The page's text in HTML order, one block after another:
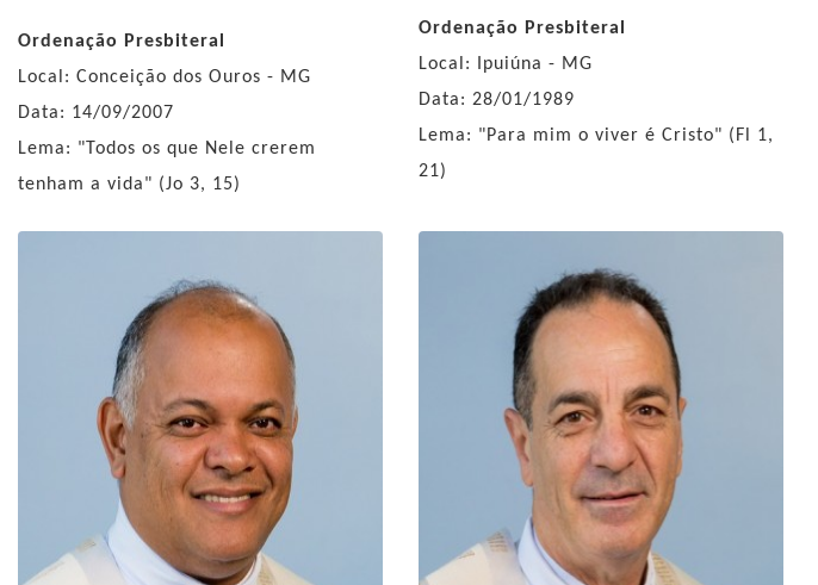
Ordenação Presbiteral
Local: Conceição dos Ouros - MG
Data: 14/09/2007
Lema: "Todos os que Nele crerem
tenham a vida" (Jo 3, 15)
Ordenação Presbiteral
Local: Ipuiúna - MG
Data: 28/01/1989
Lema: "Para mim o viver é Cristo" (Fl 1,
21)